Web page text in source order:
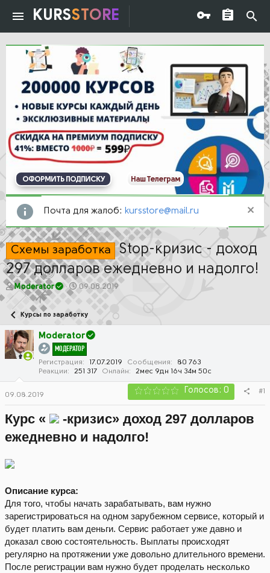
KURSSTORE
ОФОРМИТЬ ПОДПИСКУ Наш Телеграм
Почта для жалоб: kursstore@mail.ru
Схемы заработка Stop-кризис - доход
297 долларов ежедневно и надолго!
А
т
о
р
т
е
Moderator
Д
а
а
ч
а
л
а
09.08.2019
Курсы по заработку
Moderator
МОДЕРАТОР
Регистрация 17.07.2019 Сообщения
80 763
Реакции
251 317 Онлайн 2мес 9дн 16ч 34м 50с
09.08.2019 Голосов: 0 #1
Курс «
-кризис» доход 297 долларов
ежедневно и надолго!
Описание курса:
Для того, чтобы начать зарабатывать, вам нужно
зарегистрироваться на одном зарубежном сервисе, который и
будет платить вам деньги. Сервис работает уже давно и
доказал свою состоятельность. Выплаты происходят
регулярно на протяжении уже довольно длительного времени.
После регистрации вам нужно будет проделать несколько